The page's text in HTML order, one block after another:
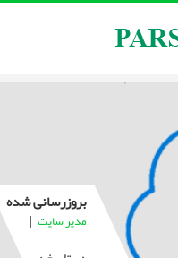
بروزرسانی شده
مدیر سایت |